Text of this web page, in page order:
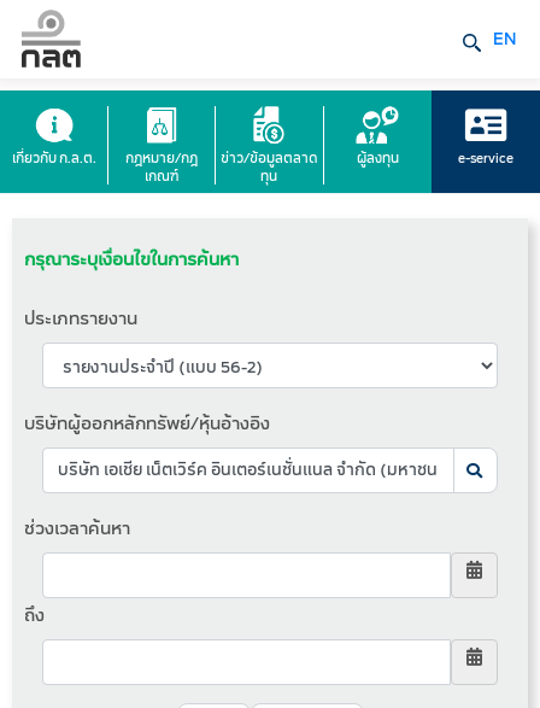
EN
เกี่ยวกับ ก.ล.ต.
กฎหมาย/กฎ
เกณฑ์
ข่าว/ข้อมูลตลาด
ทุน
ผู้ลงทุน e-service
กรุณาระบุเงื่อนไขในการค้นหา
ประเภทรายงาน
บริษัทผู้ออกหลักทรัพย์/หุ้นอ้างอิง
ช่วงเวลาค้นหา
ถึง